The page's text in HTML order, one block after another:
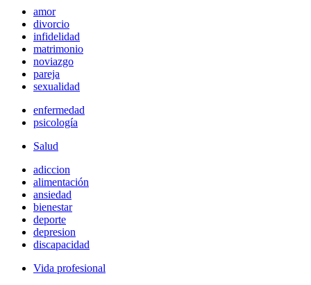
amor
divorcio
infidelidad
matrimonio
noviazgo
pareja
sexualidad
enfermedad
psicología
Salud
adiccion
alimentación
ansiedad
bienestar
deporte
depresion
discapacidad
Vida profesional